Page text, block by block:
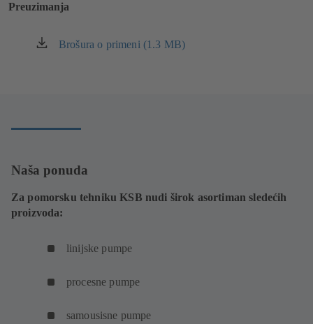
Preuzimanja
Brošura o primeni (1.3 MB)
(otvara
Naša ponuda
Za pomorsku tehniku KSB nudi širok asortiman sledećih
proizvoda:
linijske pumpe
procesne pumpe
samousisne pumpe